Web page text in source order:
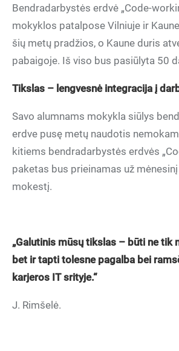
Bendradarbystės erdvė „Code-
mokyklos patalpose Vilniuje ir
šių metų pradžios, o Kaune duris
pabaigoje. Iš viso bus pasiūlyta 50
Tikslas – lengvesnė integracija į
Savo alumnams mokykla siūlys
erdve pusę metų naudotis
kitiems bendradarbystės erdvės
paketas bus prieinamas už
mokestį.
„Galutinis mūsų tikslas – būti ne tik
bet ir tapti tolesne pagalba bei
karjeros IT srityje.“
J. Rimšelė.